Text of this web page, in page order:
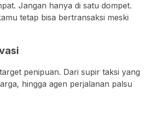
Jangan hanya di satu dompet.
tetap bisa bertransaksi meski
penipuan. Dari supir taksi yang
hingga agen perjalanan palsu